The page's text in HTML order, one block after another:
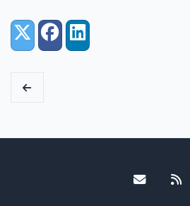
Share:
X (Twitter)
FacebookLinkedIn
Email me